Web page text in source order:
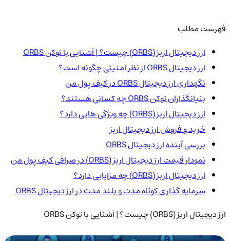
فهرست مطلب
ارز دیجیتال اربز (ORBS) چیست؟ | آشنایی با توکن ORBS
ارز دیجیتال ORBS از نظر امنیتی چگونه است؟
نگهداری ارز دیجیتال ORBS در کیف پول من
بنیانگذاران توکن ORBS چه کسانی هستند؟
ارز دیجیتال اربز (ORBS) چه ویژگی هایی دارد؟
خرید و فروش ارز دیجیتال اربز
بررسی آینده ارز دیجیتال ORBS
نمودار قیمت ارز دیجیتال اربز (ORBS) در صرافی کیف پول من
ارز دیجیتال اربز (ORBS) چه مزایایی دارد؟
سرمایه گذاری کوتاه مدت و بلند مدت در ارز دیجیتال ORBS
ارز دیجیتال اربز (ORBS) چیست؟ | آشنایی با توکن ORBS